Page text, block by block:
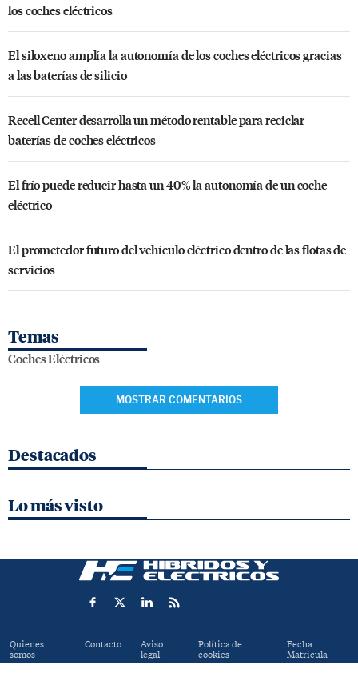
los coches eléctricos
El siloxeno amplía la autonomía de los coches eléctricos gracias
a las baterías de silicio
Recell Center desarrolla un método rentable para reciclar
baterías de coches eléctricos
El frío puede reducir hasta un 40% la autonomía de un coche
eléctrico
El prometedor futuro del vehículo eléctrico dentro de las flotas de
servicios
Temas
Coches Eléctricos
MOSTRAR COMENTARIOS
Destacados
Lo más visto
Quienes
somos
Contacto Aviso
legal
Política de
cookies
Fecha
Matrícula